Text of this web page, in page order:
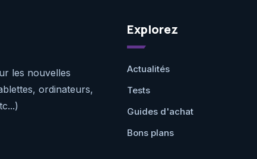
les nouvelles
ordinateurs,
Explorez
Actualités
Tests
Guides d'achat
Bons plans